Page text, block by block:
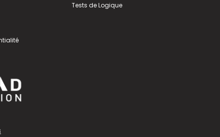
Tests de Logique